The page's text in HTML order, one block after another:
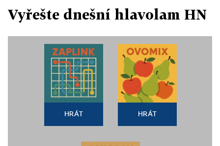
Vyřešte dnešní hlavolam HN
HRÁT HRÁT